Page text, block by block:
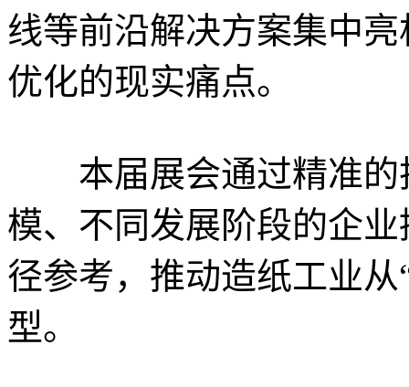
线等前沿解决方案集中
优化的现实痛点。
本届展会通过精准的
模、不同发展阶段的企
径参考，推动造纸工业从
型。